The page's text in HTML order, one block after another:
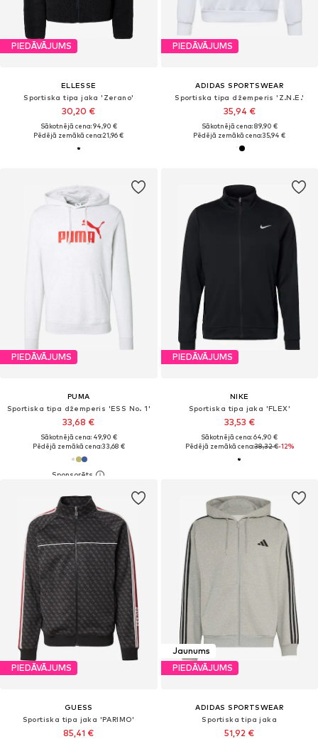
PIEDĀVĀJUMS
ELLESSE
Sportiska tipa jaka 'Zerano'
30,20 €
Sākotnējā cena: 94,90 €
Pēdējā zemākā cena:21,96 €
PIEDĀVĀJUMS
ADIDAS SPORTSWEAR
Sportiska tipa džemperis 'Z.N.E.'
35,94 €
Sākotnējā cena: 89,90 €
Pēdējā zemākā cena:35,94 €
PIEDĀVĀJUMS
PUMA
Sportiska tipa džemperis 'ESS No. 1'
33,68 €
Sākotnējā cena: 49,90 €
Pēdējā zemākā cena:33,68 €
PIEDĀVĀJUMS
NIKE
Sportiska tipa jaka 'FLEX'
33,53 €
Sākotnējā cena: 64,90 €
Pēdējā zemākā cena:38,32 €-12%
PIEDĀVĀJUMS
GUESS
Sportiska tipa jaka 'PARIMO'
85,41 €
Jaunums
PIEDĀVĀJUMS
ADIDAS SPORTSWEAR
Sportiska tipa jaka
51,92 €